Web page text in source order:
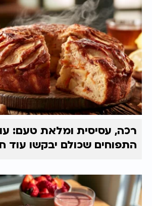
רכה, עסיסית ומלאת טעם:
התפוחים שכולם יבקשו עוד